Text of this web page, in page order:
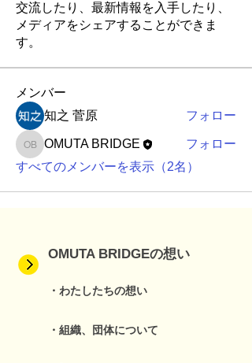
交流したり、最新情報を入手したり、
メディアをシェアすることができま
す。
メンバー
知之 菅原
フォロー
OMUTA BRIDGE
OMUTA BRIDGE
フォロー
すべてのメンバーを表示（2名）
OMUTA BRIDGEの想い
・わたしたちの想い
・組織、団体について